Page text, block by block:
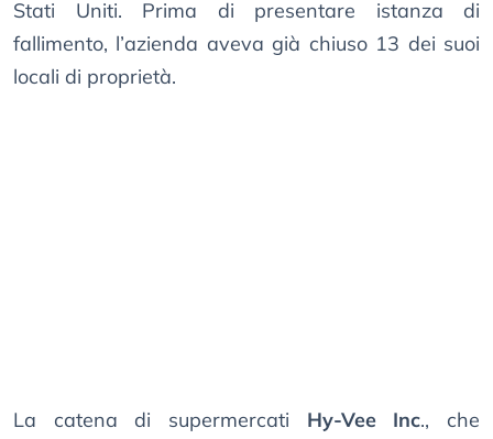
Stati Uniti. Prima di presentare istanza di
fallimento, l’azienda aveva già chiuso 13 dei suoi
locali di proprietà.
La catena di supermercati Hy-Vee Inc., che